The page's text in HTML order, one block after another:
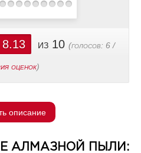
8.13 из 10 (голосов: 6 /
оценок)
описание
АЛМАЗНОЙ ПЫЛИ: